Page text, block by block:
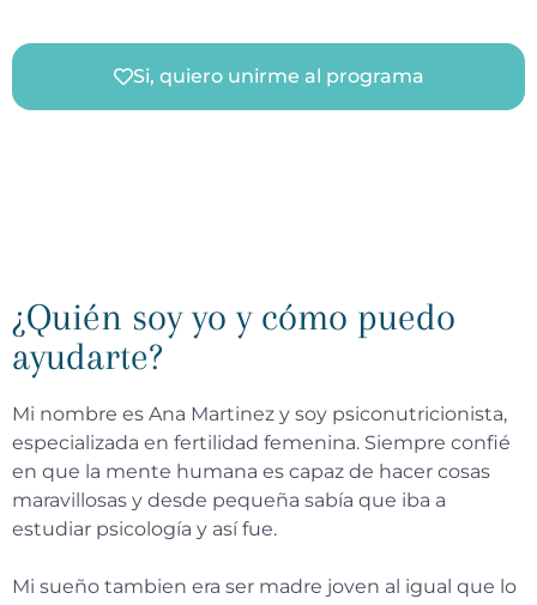
Si, quiero unirme al programa
¿Quién soy yo y cómo puedo
ayudarte?
Mi nombre es Ana Martinez y soy psiconutricionista,
especializada en fertilidad femenina. Siempre confié
en que la mente humana es capaz de hacer cosas
maravillosas y desde pequeña sabía que iba a
estudiar psicología y así fue.
Mi sueño tambien era ser madre joven al igual que lo